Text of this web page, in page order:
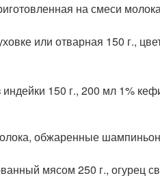
на смеси
или отварная 150 г.,
150 г., 200 мл 1%
обжаренные
мясом 250 г., огурец